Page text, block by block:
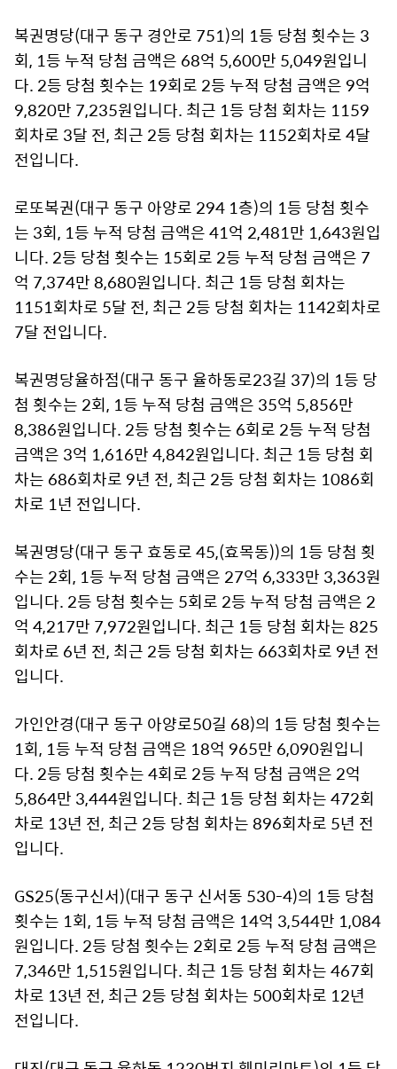
복권명당(대구 동구 경안로 751)의 1등 당첨 횟수는 3
회, 1등 누적 당첨 금액은 68억 5,600만 5,049원입니
다. 2등 당첨 횟수는 19회로 2등 누적 당첨 금액은 9억
9,820만 7,235원입니다. 최근 1등 당첨 회차는 1159
회차로 3달 전, 최근 2등 당첨 회차는 1152회차로 4달
전입니다.
로또복권(대구 동구 아양로 294 1층)의 1등 당첨 횟수
는 3회, 1등 누적 당첨 금액은 41억 2,481만 1,643원입
니다. 2등 당첨 횟수는 15회로 2등 누적 당첨 금액은 7
억 7,374만 8,680원입니다. 최근 1등 당첨 회차는
1151회차로 5달 전, 최근 2등 당첨 회차는 1142회차로
7달 전입니다.
복권명당율하점(대구 동구 율하동로23길 37)의 1등 당
첨 횟수는 2회, 1등 누적 당첨 금액은 35억 5,856만
8,386원입니다. 2등 당첨 횟수는 6회로 2등 누적 당첨
금액은 3억 1,616만 4,842원입니다. 최근 1등 당첨 회
차는 686회차로 9년 전, 최근 2등 당첨 회차는 1086회
차로 1년 전입니다.
복권명당(대구 동구 효동로 45,(효목동))의 1등 당첨 횟
수는 2회, 1등 누적 당첨 금액은 27억 6,333만 3,363원
입니다. 2등 당첨 횟수는 5회로 2등 누적 당첨 금액은 2
억 4,217만 7,972원입니다. 최근 1등 당첨 회차는 825
회차로 6년 전, 최근 2등 당첨 회차는 663회차로 9년 전
입니다.
가인안경(대구 동구 아양로50길 68)의 1등 당첨 횟수는
1회, 1등 누적 당첨 금액은 18억 965만 6,090원입니
다. 2등 당첨 횟수는 4회로 2등 누적 당첨 금액은 2억
5,864만 3,444원입니다. 최근 1등 당첨 회차는 472회
차로 13년 전, 최근 2등 당첨 회차는 896회차로 5년 전
입니다.
GS25(동구신서)(대구 동구 신서동 530-4)의 1등 당첨
횟수는 1회, 1등 누적 당첨 금액은 14억 3,544만 1,084
원입니다. 2등 당첨 횟수는 2회로 2등 누적 당첨 금액은
7,346만 1,515원입니다. 최근 1등 당첨 회차는 467회
차로 13년 전, 최근 2등 당첨 회차는 500회차로 12년
전입니다.